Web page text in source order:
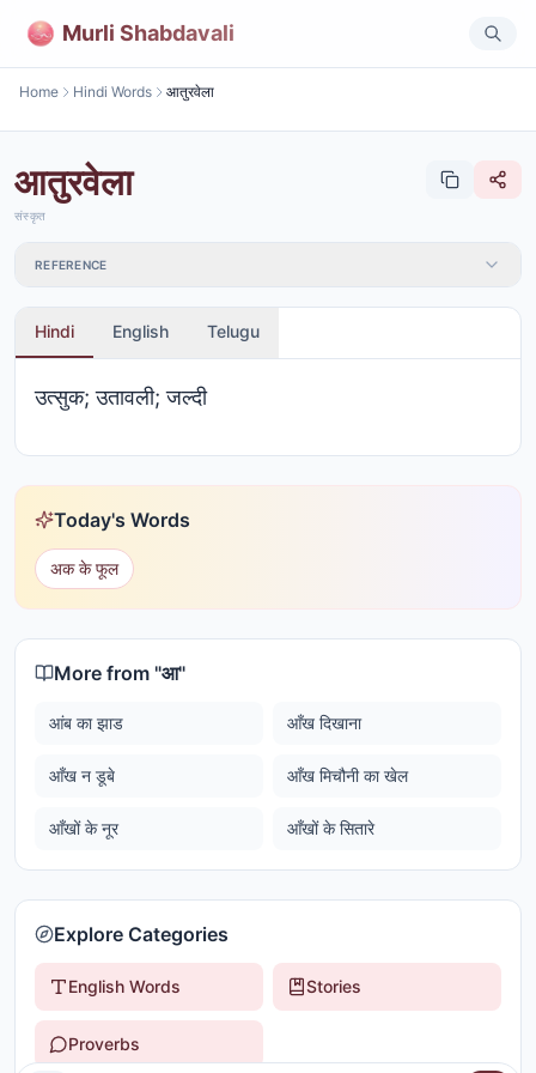
Murli Shabdavali
Home Hindi Words आतुरवेला
आतुरवेला
संस्कृत
REFERENCE
Hindi English Telugu
उत्सुक; उतावली; जल्दी
Today's Words
अक के फूल
More from "आ"
आंब का झाड आँख दिखाना
आँख न डूबे आँख मिचौनी का खेल
आँखों के नूर आँखों के सितारे
Explore Categories
English Words Stories
Proverbs